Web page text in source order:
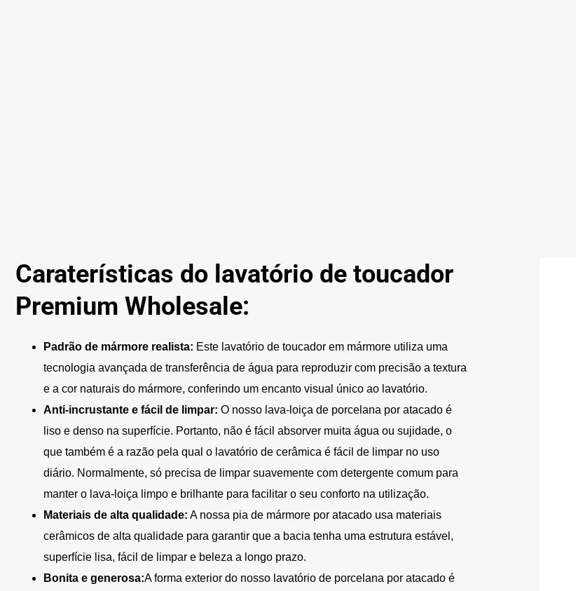
Caraterísticas do lavatório de toucador
Premium Wholesale:
Padrão de mármore realista: Este lavatório de toucador em mármore utiliza uma
tecnologia avançada de transferência de água para reproduzir com precisão a textura
e a cor naturais do mármore, conferindo um encanto visual único ao lavatório.
Anti-incrustante e fácil de limpar: O nosso lava-loiça de porcelana por atacado é
liso e denso na superfície. Portanto, não é fácil absorver muita água ou sujidade, o
que também é a razão pela qual o lavatório de cerâmica é fácil de limpar no uso
diário. Normalmente, só precisa de limpar suavemente com detergente comum para
manter o lava-loiça limpo e brilhante para facilitar o seu conforto na utilização.
Materiais de alta qualidade: A nossa pia de mármore por atacado usa materiais
cerâmicos de alta qualidade para garantir que a bacia tenha uma estrutura estável,
superfície lisa, fácil de limpar e beleza a longo prazo.
Bonita e generosa:A forma exterior do nosso lavatório de porcelana por atacado é